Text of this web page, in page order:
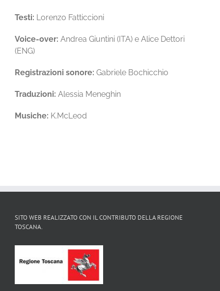
Testi: Lorenzo Fatticcioni
Voice-over: Andrea Giuntini (ITA) e Alice Dettori
(ENG)
Registrazioni sonore: Gabriele Bochicchio
Traduzioni: Alessia Meneghin
Musiche: K.McLeod
SITO WEB REALIZZATO CON IL CONTRIBUTO DELLA REGIONE
TOSCANA.